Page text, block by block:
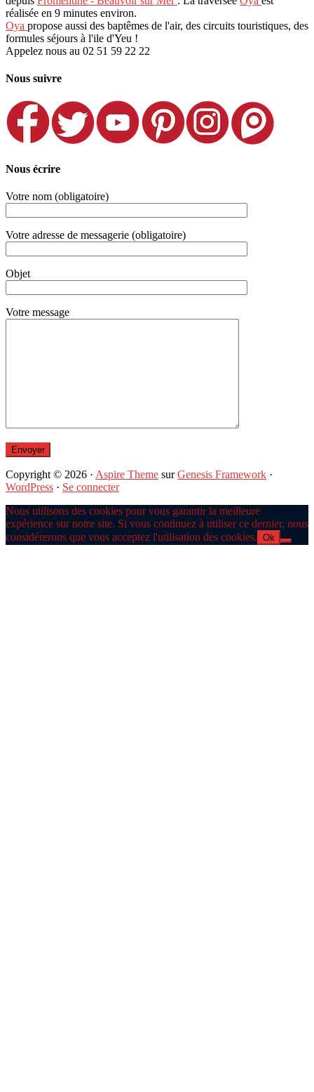
réalisée en 9 minutes environ.
Oya propose aussi des baptêmes de l'air, des circuits touristiques, des
formules séjours à l'ile d'Yeu !
Appelez nous au 02 51 59 22 22
Nous suivre
Nous écrire
Votre nom (obligatoire)
Votre adresse de messagerie (obligatoire)
Objet
Votre message
Copyright © 2026 · Aspire Theme surGenesis Framework ·
WordPress · Se connecter
Nous utilisons des cookies pour vous garantir la meilleure
expérience sur notre site. Si vous continuez à utiliser ce dernier, nous
considérerons que vous acceptez l'utilisation des cookies. Ok